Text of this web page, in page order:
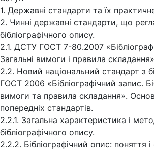
1. Державні стандарти та їх
2. Чинні державні стандарти, що
бібліографічного опису.
2.1. ДСТУ ГОСТ 7-80.2007
Загальні вимоги і правила
2.2. Новий національний стандарт з
ГОСТ 2006 «Бiблiографiчний запис.
вимоги та правила складання».
попередніх стандартів.
2.2.1. Загальна характеристика і
бібліографічного опису.
2.2.2. Бібліографічний опис: поняття і